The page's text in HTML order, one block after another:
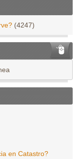
(4247)
en Catastro?